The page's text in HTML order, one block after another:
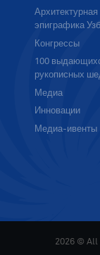
Архитектурная
эпиграфика
Конгрессы
100
рукописных
Медиа
Инновации
Медиа-ивенты
2026 © All